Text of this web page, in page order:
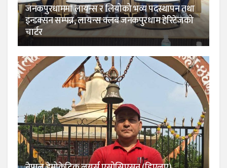
जनकपुरधाममा लायन्स र लियोको भव्य पदस्थापन तथा
इन्डक्सन सम्पन्न, लायन्स क्लब जनकपुरधाम हेरिटेजको
चार्टर